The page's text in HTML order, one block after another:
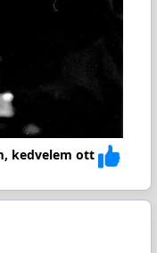
kedvelem ott